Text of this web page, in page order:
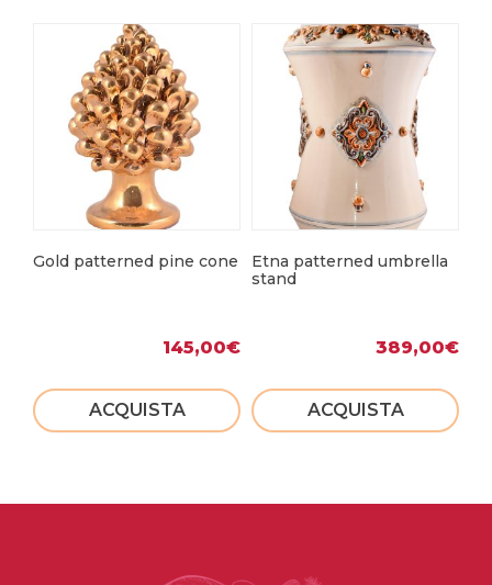
Gold patterned pine cone
145,00€
ACQUISTA
Etna patterned umbrella
stand
389,00€
ACQUISTA